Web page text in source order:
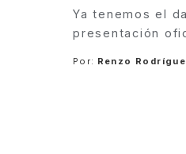
Ya tenemos el
presentación
Posted
Por: Renzo